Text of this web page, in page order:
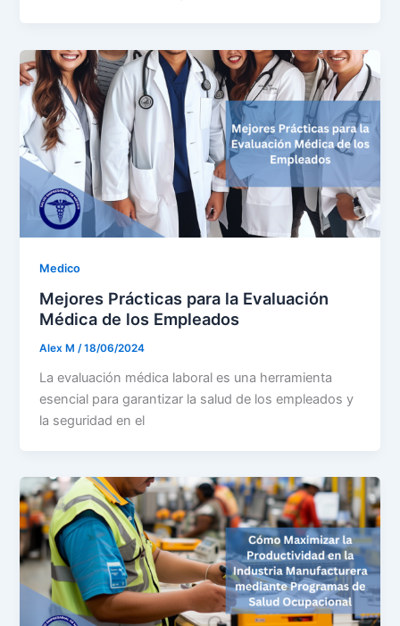
Medico
Mejores Prácticas para la Evaluación
Médica de los Empleados
Alex M/18/06/2024
La evaluación médica laboral es una herramienta
esencial para garantizar la salud de los empleados y
la seguridad en el